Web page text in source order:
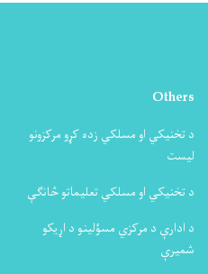
Others
د تخنیکي او مسلکي زده کړو مرکزونو
لیست
د تخنیکي او مسلکي تعلیماتو څانګې
د ادارې د مرکزي مسؤلینو د اړیکو
شمیرې